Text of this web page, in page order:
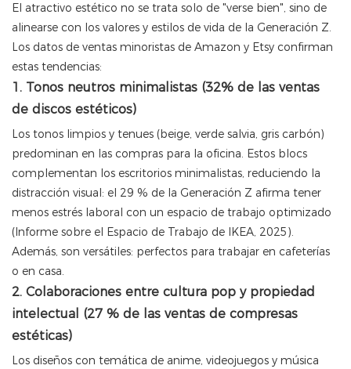
El atractivo estético no se trata solo de "verse bien", sino de
alinearse con los valores y estilos de vida de la Generación Z.
Los datos de ventas minoristas de Amazon y Etsy confirman
estas tendencias:
1. Tonos neutros minimalistas (32% de las ventas
de discos estéticos)
Los tonos limpios y tenues (beige, verde salvia, gris carbón)
predominan en las compras para la oficina. Estos blocs
complementan los escritorios minimalistas, reduciendo la
distracción visual: el 29 % de la Generación Z afirma tener
menos estrés laboral con un espacio de trabajo optimizado
(Informe sobre el Espacio de Trabajo de IKEA, 2025).
Además, son versátiles: perfectos para trabajar en cafeterías
o en casa.
2. Colaboraciones entre cultura pop y propiedad
intelectual (27 % de las ventas de compresas
estéticas)
Los diseños con temática de anime, videojuegos y música